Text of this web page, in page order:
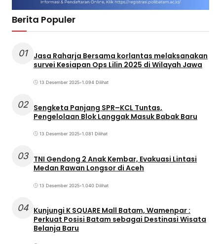
Berita Populer
01
Jasa Raharja Bersama korlantas melaksanakan
survei Kesiapan Ops Lilin 2025 di Wilayah Jawa
13 Desember 2025•1.094 Dilihat
02 Sengketa Panjang SPR–KCL Tuntas,
Pengelolaan Blok Langgak Masuk Babak Baru
13 Desember 2025•1.081 Dilihat
03 TNI Gendong 2 Anak Kembar, Evakuasi Lintasi
Medan Rawan Longsor di Aceh
13 Desember 2025•1.040 Dilihat
04 Kunjungi K SQUARE Mall Batam, Wamenpar :
Perkuat Posisi Batam sebagai Destinasi Wisata
Belanja Baru